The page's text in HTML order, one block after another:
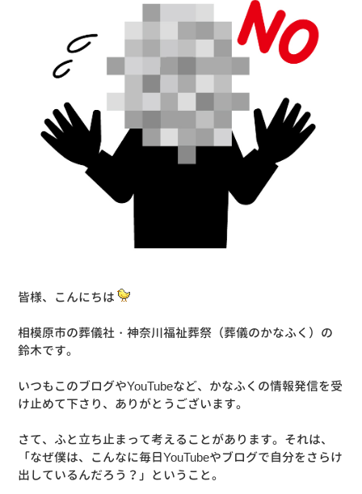
皆様、こんにちは
相模原市の葬儀社・神奈川福祉葬祭（葬儀のかなふく）の
鈴木です。
いつもこのブログやYouTubeなど、かなふくの情報発信を受
け止めて下さり、ありがとうございます。
さて、ふと立ち止まって考えることがあります。それは、
「なぜ僕は、こんなに毎日YouTubeやブログで自分をさらけ
出しているんだろう？」ということ。